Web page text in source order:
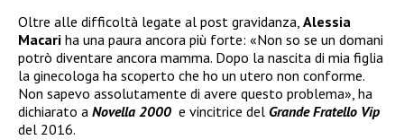
Oltre alle difficoltà legate al post gravidanza, Alessia
Macari ha una paura ancora più forte: «Non so se un domani
potrò diventare ancora mamma. Dopo la nascita di mia figlia
la ginecologa ha scoperto che ho un utero non conforme.
Non sapevo assolutamente di avere questo problema», ha
dichiarato a Novella 2000 e vincitrice del Grande Fratello Vip
del 2016.